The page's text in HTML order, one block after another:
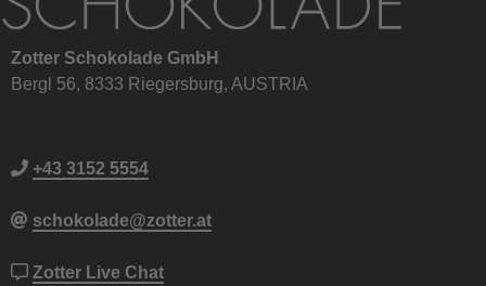
Zotter Schokolade GmbH
Bergl 56, 8333 Riegersburg, AUSTRIA
+43 3152 5554
schokolade@zotter.at
Zotter Live Chat